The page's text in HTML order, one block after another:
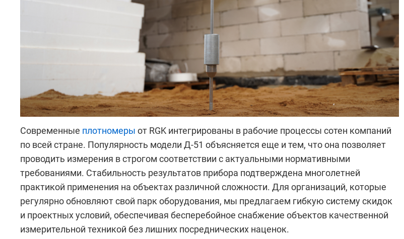
Современные плотномеры от RGK интегрированы в рабочие процессы сотен компаний
по всей стране. Популярность модели Д-51 объясняется еще и тем, что она позволяет
проводить измерения в строгом соответствии с актуальными нормативными
требованиями. Стабильность результатов прибора подтверждена многолетней
практикой применения на объектах различной сложности. Для организаций, которые
регулярно обновляют свой парк оборудования, мы предлагаем гибкую систему скидок
и проектных условий, обеспечивая бесперебойное снабжение объектов качественной
измерительной техникой без лишних посреднических наценок.